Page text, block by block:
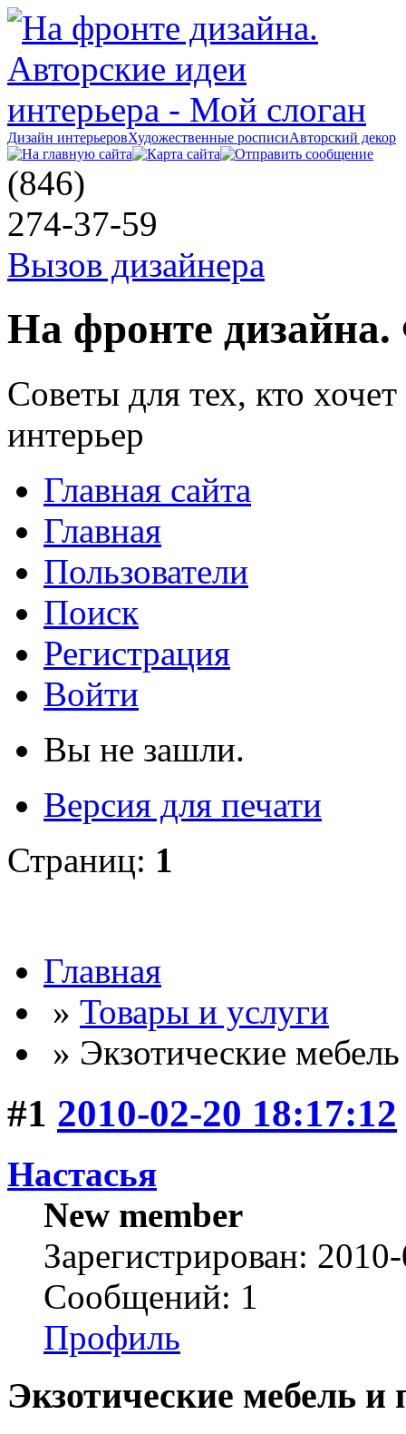
Дизайн интерьеровХудожественные росписиАвторский декор
(846)
274-37-59
Вызов дизайнера
На фронте
Советы для тех, кто хочет
интерьер
Главная сайта
Главная
Пользователи
Поиск
Регистрация
Войти
Вы не зашли.
Версия для печати
Страниц: 1
Главная
» Товары и услуги
» Экзотические
#1 2010-02-20 18:17:12
Настасья
New member
Зарегистрирован:
Сообщений: 1
Профиль
Экзотические мебель